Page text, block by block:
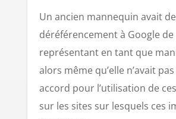
Un ancien mannequin avait
déréférencement à Google
représentant en tant que
alors même qu’elle n’avait
accord pour l’utilisation de
sur les sites sur lesquels ces